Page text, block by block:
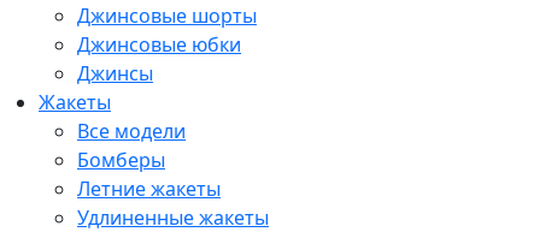
Джинсовые шорты
Джинсовые юбки
Джинсы
Жакеты
Все модели
Бомберы
Летние жакеты
Удлиненные жакеты